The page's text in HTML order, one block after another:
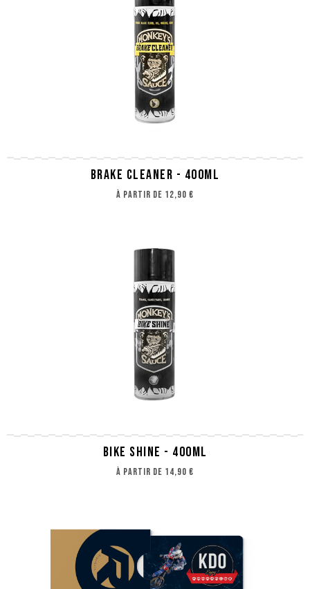
BRAKE CLEANER - 400ML
à partir de 12,90 €
BIKE SHINE - 400ML
à partir de 14,90 €